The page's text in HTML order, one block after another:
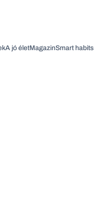
A jó életMagazinSmart habits